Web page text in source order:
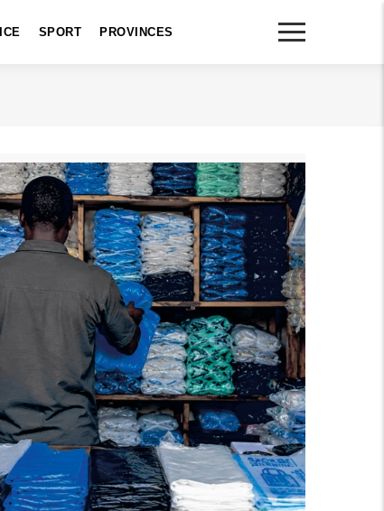
SPORT PROVINCES